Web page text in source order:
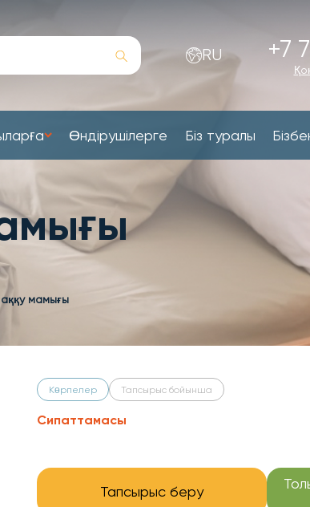
RU +7
Өндірушілерге Біз туралы
мамығы
Көрпелер Тапсырыс бойынша
Сипаттамасы
Тапсырыс беру